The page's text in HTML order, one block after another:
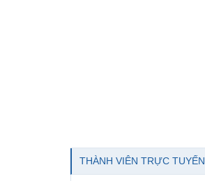
THÀNH VIÊN TRỰC TUYẾN